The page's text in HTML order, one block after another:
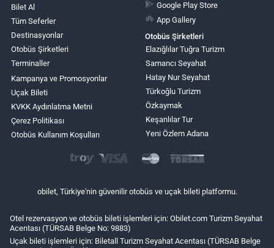
Bilet Al
Tüm Seferler
Destinasyonlar
Otobüs Şirketleri
Terminaller
Kampanya ve Promosyonlar
Uçak Bileti
KVKK Aydınlatma Metni
Çerez Politikası
Otobüs Kullanım Koşulları
Google Play Store
App Gallery
Otobüs Şirketleri
Elazığlılar Tuğra Turizm
Samancı Seyahat
Hatay Nur Seyahat
Türkoğlu Turizm
Özkaymak
Keşanlılar Tur
Yeni Özlem Adana
obilet, Türkiye'nin güvenilir otobüs ve uçak bileti platformu.
Otel rezervasyon ve otobüs bileti işlemleri için: Obilet.com Turizm Seyahat
Acentası (TÜRSAB Belge No: 9883)
Uçak bileti işlemleri için: Biletall Turizm Seyahat Acentası (TÜRSAB Belge